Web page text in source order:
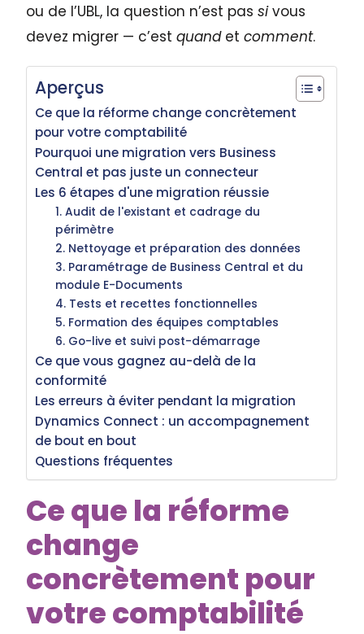
ou de l’UBL, la question n’est passivous
devez migrer — c’estquandetcomment.
Aperçus
Ce que la réforme change concrètement
pour votre comptabilité
Pourquoi une migration vers Business
Central et pas juste un connecteur
Les 6 étapes d'une migration réussie
1. Audit de l'existant et cadrage du
périmètre
2. Nettoyage et préparation des données
3. Paramétrage de Business Central et du
module E-Documents
4. Tests et recettes fonctionnelles
5. Formation des équipes comptables
6. Go-live et suivi post-démarrage
Ce que vous gagnez au-delà de la
conformité
Les erreurs à éviter pendant la migration
Dynamics Connect : un accompagnement
de bout en bout
Questions fréquentes
Ce que la réforme
change
concrètement pour
votre comptabilité